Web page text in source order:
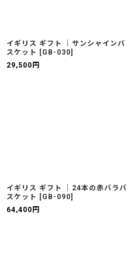
イギリス ギフト ｜サンシャインバ
スケット
[GB-030]
29,500 円
イギリス ギフト ｜24本の赤バラバ
スケット
[GB-090]
64,400 円